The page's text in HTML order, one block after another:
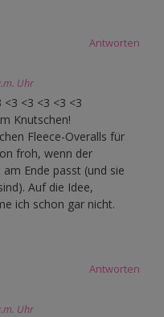
Antworten
Uhr
<3 <3 <3 <3
Knutschen!
Fleece-Overalls für
froh, wenn der
Ende passt (und sie
Auf die Idee,
ich schon gar nicht.
Antworten
Uhr